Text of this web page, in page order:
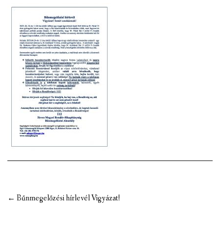
LÁTNIVALÓK
KAPCSOLAT
ÖNKORMÁNYZAT
KÉPVISELŐ-TESTÜLET
VÁLASZTÁSI INFORMÁCIÓK
NEMZETISÉGI ÖNKORMÁNYZAT
HIRDETMÉNYEK
Post
← Bűnmegelőzési hírlevél Vigyázat!